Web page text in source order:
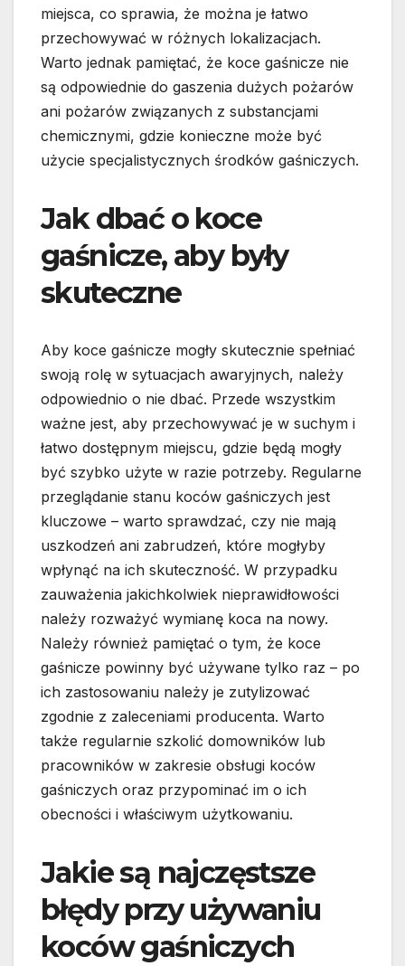
miejsca, co sprawia, że można je łatwo
przechowywać w różnych lokalizacjach.
Warto jednak pamiętać, że koce gaśnicze nie
są odpowiednie do gaszenia dużych pożarów
ani pożarów związanych z substancjami
chemicznymi, gdzie konieczne może być
użycie specjalistycznych środków gaśniczych.
Jak dbać o koce
gaśnicze, aby były
skuteczne
Aby koce gaśnicze mogły skutecznie spełniać
swoją rolę w sytuacjach awaryjnych, należy
odpowiednio o nie dbać. Przede wszystkim
ważne jest, aby przechowywać je w suchym i
łatwo dostępnym miejscu, gdzie będą mogły
być szybko użyte w razie potrzeby. Regularne
przeglądanie stanu koców gaśniczych jest
kluczowe – warto sprawdzać, czy nie mają
uszkodzeń ani zabrudzeń, które mogłyby
wpłynąć na ich skuteczność. W przypadku
zauważenia jakichkolwiek nieprawidłowości
należy rozważyć wymianę koca na nowy.
Należy również pamiętać o tym, że koce
gaśnicze powinny być używane tylko raz – po
ich zastosowaniu należy je zutylizować
zgodnie z zaleceniami producenta. Warto
także regularnie szkolić domowników lub
pracowników w zakresie obsługi koców
gaśniczych oraz przypominać im o ich
obecności i właściwym użytkowaniu.
Jakie są najczęstsze
błędy przy używaniu
koców gaśniczych